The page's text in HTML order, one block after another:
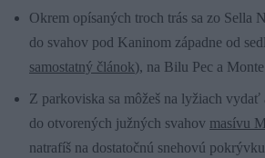
Okrem opísaných troch trás sa zo Sella
do svahov pod Kaninom západne od
samostatný článok), na Bilu Pec a
Z parkoviska sa môžeš na lyžiach vydať
do otvorených južných svahov masívu
natrafíš na dostatočnú snehovú